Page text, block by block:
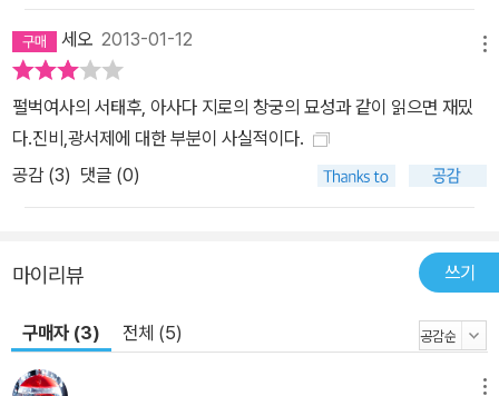
을 향했는지 이 책을 통해 알 수 있을 것이다. 청나라 말기 기록에 이
런 시가 있던다. “삼십삼천 하늘 위 하늘, 가장 높은 곳, 옥황상제의
머리 위 왕관, 왕관 위에 깃대를 꽂고, 나 부처는 그 깃대 꼭대기에 있
노라.” 스스로 ‘서천의 태후 부처님’의 나라 씨라 칭하던 서태후였으
니 그 높고 높은 지위를 미루어 짐작할 수 있다. 이 시는 그 지위를 신
랄하게 비꼰 것이라 할 수 있다. 하지만 이런 풍자시는 풍자를 하기에
것은 어떻게 먹었는지? 자는 것은 어떻게 잤는지? 또 무엇을 하면서
즐겼는지? 이런 생생하고 사실적인 일들은 바로 이 책에서 만날 수
있다. 여기에 소개된 이야기들은 하나하나 모두 생생하고 충실하다.
궁녀들이 입궁해서 배치를 받고, 자고·먹고·입고 하는 모든 습관을 교
육받는 법, 잘못했을 때의 체벌, 태감들과의 관계, 서태후의 일과가 어
세오 2013-01-12
펄벅여사의 서태후, 아사다 지로의 창궁의 묘성과 같이 읽으면 재밌
다.진비,광서제에 대한 부분이 사실적이다.
공감 (3) 댓글 (0)
마이리뷰 쓰기
구매자 (3) 전체 (5)